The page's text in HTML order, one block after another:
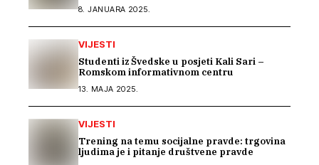
8. JANUARA 2025.
VIJESTI
Studenti iz Švedske u posjeti Kali Sari –
Romskom informativnom centru
13. MAJA 2025.
VIJESTI
Trening na temu socijalne pravde: trgovina
ljudima je i pitanje društvene pravde